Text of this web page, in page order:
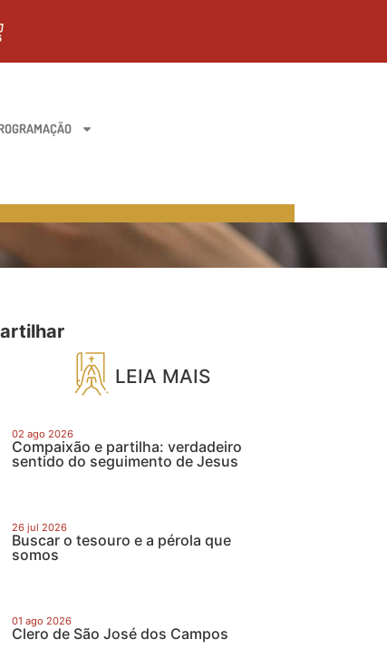
LEIA MAIS
02 ago 2026
Compaixão e partilha: verdadeiro
sentido do seguimento de Jesus
26 jul 2026
Buscar o tesouro e a pérola que
somos
01 ago 2026
Clero de São José dos Campos